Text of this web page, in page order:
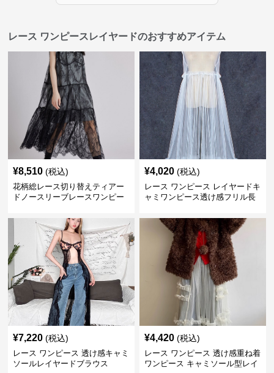
レース ワンピースレイヤードのおすすめアイテム
¥8,510 (税込)
花柄総レース切り替えティアー
ドノースリーブレースワンピー
¥4,020 (税込)
レース ワンピース レイヤードキ
ャミワンピース透け感フリル長
¥7,220 (税込)
レース ワンピース 透け感キャミ
ソールレイヤードブラウス
¥4,420 (税込)
レース ワンピース 透け感重ね着
ワンピース キャミソール型レイ